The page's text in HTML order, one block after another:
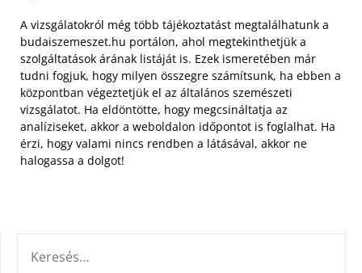
A vizsgálatokról még több tájékoztatást megtalálhatunk a
budaiszemeszet.hu portálon, ahol megtekinthetjük a
szolgáltatások árának listáját is. Ezek ismeretében már
tudni fogjuk, hogy milyen összegre számítsunk, ha ebben a
központban végeztetjük el az általános szemészeti
vizsgálatot. Ha eldöntötte, hogy megcsináltatja az
analíziseket, akkor a weboldalon időpontot is foglalhat. Ha
érzi, hogy valami nincs rendben a látásával, akkor ne
halogassa a dolgot!